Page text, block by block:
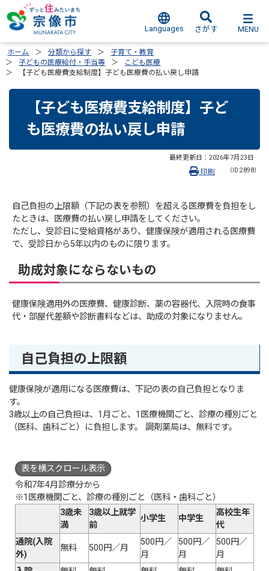
Languages さがす MENU
ホーム 分類から探す
子育て・教育
子どもの医療給付・手当等
こども医療
【子ども医療費支給制度】子ども医療費の払い戻し申請
【子ども医療費支給制度】子ど
も医療費の払い戻し申請
最終更新日： 2026年7月23日
（ID:2898）
印刷
自己負担の上限額（下記の表を参照）を超える医療費を負担をし
たときは、医療費の払い戻し申請をしてください。
ただし、受診日に受給資格があり、健康保険が適用される医療費
で、受診日から5年以内のものに限ります。
助成対象にならないもの
健康保険適用外の医療費、健康診断、薬の容器代、入院時の食事
代・部屋代差額や診断書料などは、助成の対象になりません。
自己負担の上限額
健康保険が適用になる医療費は、下記の表の自己負担となりま
す。
3歳以上の自己負担は、1月ごと、1医療機関ごと、診療の種別ごと
（医科、歯科ごと）に負担します。 調剤薬局は、無料です。
表を横スクロール表示
令和7年4月診療分から
※1医療機関ごと、診療の種別ごと（医科・歯科ごと）
3歳未
満
3歳以上就学
前
小学生 中学生
高校生年
代
通院(入院
外)
無料 500円／月
500円／
月
500円／
月
500円／
月